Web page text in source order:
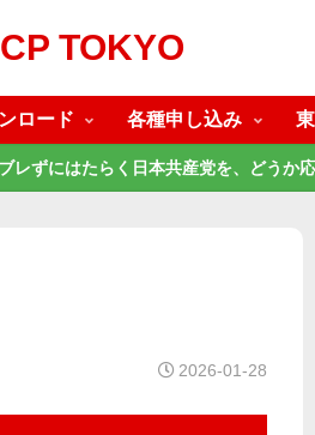
TOKYO
ロード 各種申し込み
レずにはたらく日本共産党を、どうか
2026-01-28